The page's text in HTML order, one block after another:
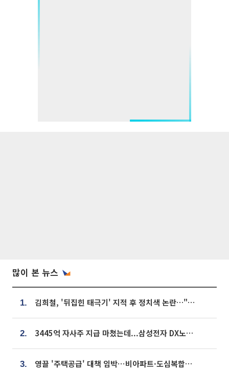
많이 본 뉴스
1. 김희철, '뒤집힌 태극기' 지적 후 정치색 논란…"좌우 떠나 우리나라 국기"
2. 3445억 자사주 지급 마쳤는데...삼성전자 DX노조, 뒤늦은 '떼쓰기 집회'
3. 영끌 '주택공급' 대책 임박⋯비아파트·도심복합까지 총동원